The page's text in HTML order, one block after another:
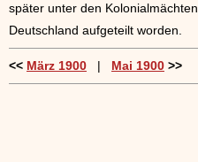
später unter den
Deutschland aufgeteilt worden.
<< März 1900 | Mai 1900 >>